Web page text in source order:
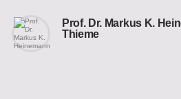
Prof. Dr. Markus K.
Thieme